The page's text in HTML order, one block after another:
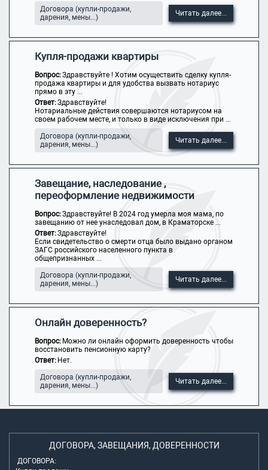
Договора (купли-продажи,
дарения, мены...)
Читать далее...
Купля-продажи квартиры
Вопрос:Здравствуйте ! Хотим осуществить сделку купля-
продажа квартиры и для удобства вызвать нотариус
прямо в эту ...
Ответ:Здравствуйте!
Нотариальные действия совершаются нотариусом на
своем рабочем месте, и только в виде исключения при ...
Договора (купли-продажи,
дарения, мены...)
Читать далее...
Завещание, наследование ,
переоформление недвижимости
Вопрос:Здравствуйте! В 2024 год умерла моя мама, по
завещанию от нее унаследовал дом, в Краматорске ...
Ответ:Здравствуйте!
Если свидетельство о смерти отца было выдано органом
ЗАГС российского населенного пункта в
общепризнанных ...
Договора (купли-продажи,
дарения, мены...)
Читать далее...
Онлайн доверенность?
Вопрос: Можно ли онлайн оформить доверенность чтобы
восстановить пенсионную карту?
Ответ: Нет.
Договора (купли-продажи,
дарения, мены...)
Читать далее...
ДОГОВОРА, ЗАВЕЩАНИЯ, ДОВЕРЕННОСТИ
ДОГОВОРА: